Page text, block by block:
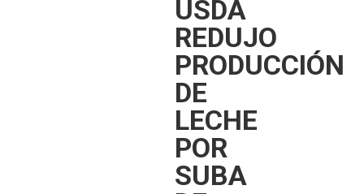
USDA
REDUJO
PRODUCCIÓN
DE
LECHE
POR
SUBA